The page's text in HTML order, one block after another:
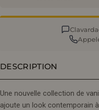
DESCRIPTION
Une nouvelle collection de
ajoute un look contemporain